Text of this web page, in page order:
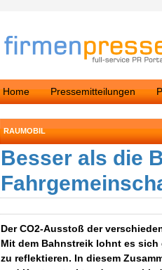
Home Pressemitteilungen
RAUMOBIL
Besser als die
Der CO2-Ausstoß der
Mit dem Bahnstreik lohnt es
zu reflektieren. In diesem